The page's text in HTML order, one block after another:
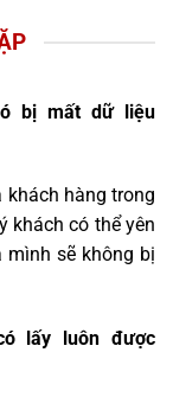
bị mất dữ liệu
hàng trong
khách có thể yên
sẽ không bị
lấy luôn được